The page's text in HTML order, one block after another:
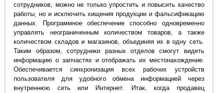
сотрудников, можно не только упростить и повысить качество
работы, но и исключить хищения продукции и фальсификацию
данных. Программное обеспечение способно одновременно
управлять неограниченным количеством товаров, а также
количеством складов и магазинов, объединяя их в одну сеть.
Таким образом, сотрудники разных отделов смогут видеть
информацию о запчастях и отображать их местонахождение.
Обеспечивается синхронизация всех рабочих устройств
пользователя для удобного обмена информацией через
внутреннюю сеть или Интернет. Итак, когда продавец